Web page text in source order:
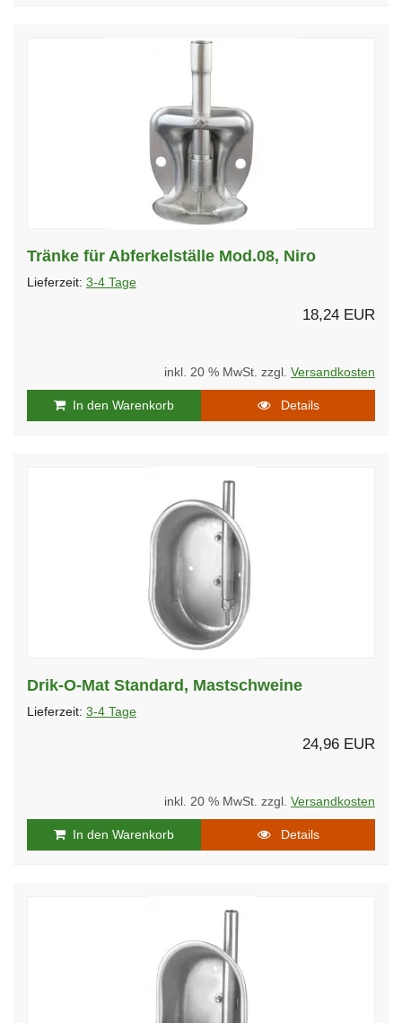
Tränke für Abferkelställe Mod.08, Niro
Lieferzeit: 3-4 Tage
18,24 EUR
inkl. 20 % MwSt. zzgl. Versandkosten
In den Warenkorb Details
Drik-O-Mat Standard, Mastschweine
Lieferzeit: 3-4 Tage
24,96 EUR
inkl. 20 % MwSt. zzgl. Versandkosten
In den Warenkorb Details